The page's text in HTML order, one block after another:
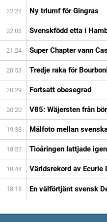
22:22 Ny triumf för Gingras
22:06 Svenskfödd etta i
21:24 Super Chapter vann
20:53 Tredje raka för
20:29 Fortsatt obesegrad
20:20 V85: Wäjersten från
19:38 Målfoto mellan
18:57 Tioåringen lattjade igen
18:44 Världsrekord av Ecurie
18:18 En välförtjänt svensk